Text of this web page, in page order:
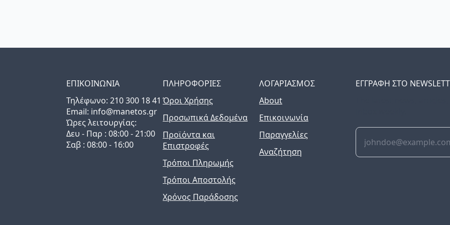
ΕΠΙΚΟΙΝΩΝΙΑ
Τηλέφωνo: 210 300 18 41
Email: info@manetos.gr
Ώρες λειτουργίας:
Δευ - Παρ : 08:00 - 21:00
Σαβ : 08:00 - 16:00
ΠΛΗΡΟΦΟΡΙΕΣ
Όροι Χρήσης
Προσωπικά Δεδομένα
Προϊόντα και
Επιστροφές
Τρόποι Πληρωμής
Τρόποι Αποστολής
Χρόνος Παράδοσης
ΛΟΓΑΡΙΑΣΜΟΣ
About
Επικοινωνία
Παραγγελίες
Αναζήτηση
ΕΓΓΡΑΦΗ ΣΤΟ